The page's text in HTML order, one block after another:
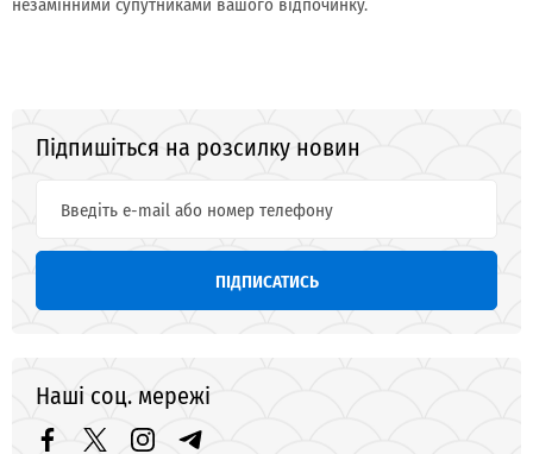
Підпишіться на розсилку новин
ПІДПИСАТИСЬ
Наші соц. мережі